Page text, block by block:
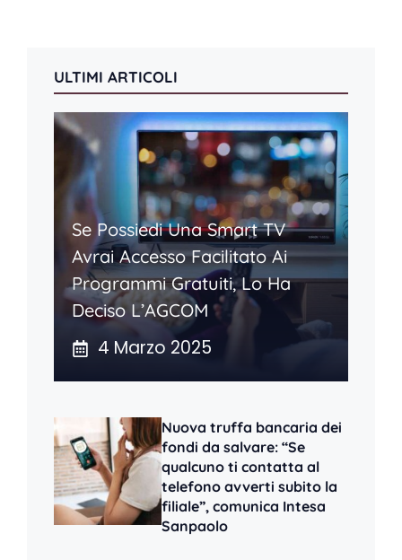
ULTIMI ARTICOLI
Se Possiedi Una Smart TV
Avrai Accesso Facilitato Ai
Programmi Gratuiti, Lo Ha
Deciso L’AGCOM
4 Marzo 2025
Nuova truffa bancaria dei
fondi da salvare: “Se
qualcuno ti contatta al
telefono avverti subito la
filiale”, comunica Intesa
Sanpaolo